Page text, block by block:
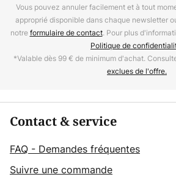
Vous pouvez annuler facilement et à tout
approprié disponible dans chaque newsletter
notreformulaire de contact. Pour plus
Politique de
*Valable dès 99 € de minimum d'achat.
exclues de l'offre.
Contact & service
FAQ - Demandes fréquentes
Suivre une commande